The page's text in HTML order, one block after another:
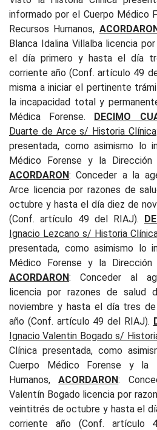
informado por el Cuerpo Médico
Recursos Humanos,
Blanca Idalina Villalba licencia
el día primero y hasta el día
corriente año (Conf. artículo 49
misma a iniciar el pertinente
la incapacidad total y
Médica Forense. DECIMO
Duarte de Arce s/ Historia Clínica
presentada, como asimismo lo
Médico Forense y la Dirección
ACORDARON: Conceder a la
Arce licencia por razones de
octubre y hasta el día diez de
(Conf. artículo 49 del RIAJ).
Ignacio Lezcano s/ Historia
presentada, como asimismo lo
Médico Forense y la Dirección
ACORDARON: Conceder al
licencia por razones de salud
noviembre y hasta el día tres
año (Conf. artículo 49 del RIAJ).
Ignacio Valentin Bogado s/
Clínica presentada, como
Cuerpo Médico Forense y la
Humanos,ACORDARON:
Valentín Bogado licencia por
veintitrés de octubre y hasta el
corriente año (Conf. artículo